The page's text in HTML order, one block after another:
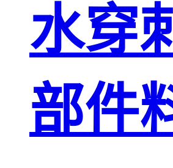
水穿
部件